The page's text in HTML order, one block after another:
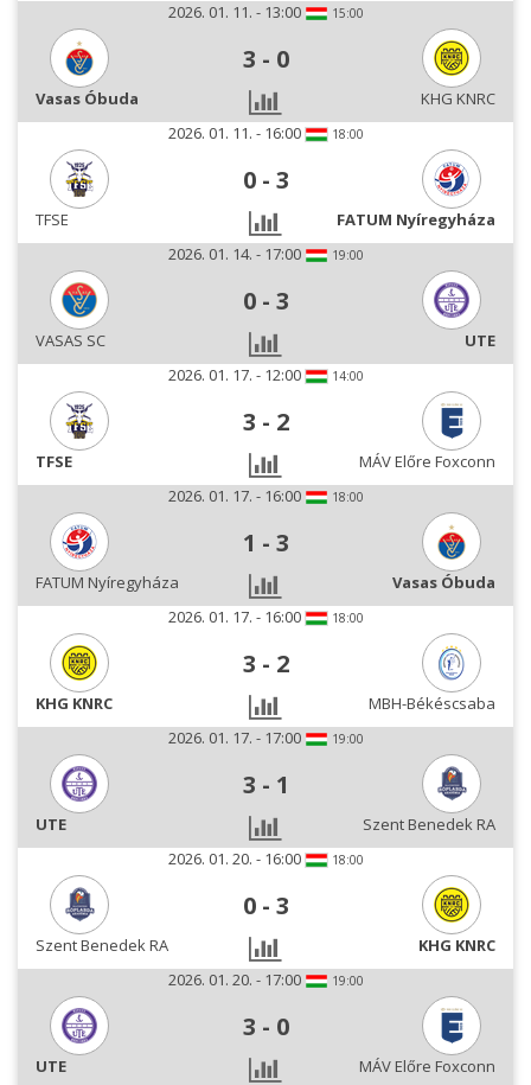
2026. 01. 11. - 13:00
15:00
3 - 0
Vasas Óbuda
KHG KNRC
2026. 01. 11. - 16:00
18:00
0 - 3
TFSE
FATUM Nyíregyháza
2026. 01. 14. - 17:00
19:00
0 - 3
VASAS SC
UTE
2026. 01. 17. - 12:00
14:00
3 - 2
TFSE
MÁV Előre Foxconn
2026. 01. 17. - 16:00
18:00
1 - 3
FATUM Nyíregyháza
Vasas Óbuda
2026. 01. 17. - 16:00
18:00
3 - 2
KHG KNRC
MBH-Békéscsaba
2026. 01. 17. - 17:00
19:00
3 - 1
UTE
Szent Benedek RA
2026. 01. 20. - 16:00
18:00
0 - 3
Szent Benedek RA
KHG KNRC
2026. 01. 20. - 17:00
19:00
3 - 0
UTE
MÁV Előre Foxconn